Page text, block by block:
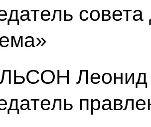
Леонид